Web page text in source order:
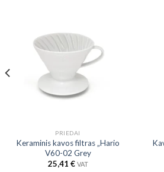
PRIEDAI
Keraminis kavos filtras „Hario
V60-02 Grey
25,41 € VAT